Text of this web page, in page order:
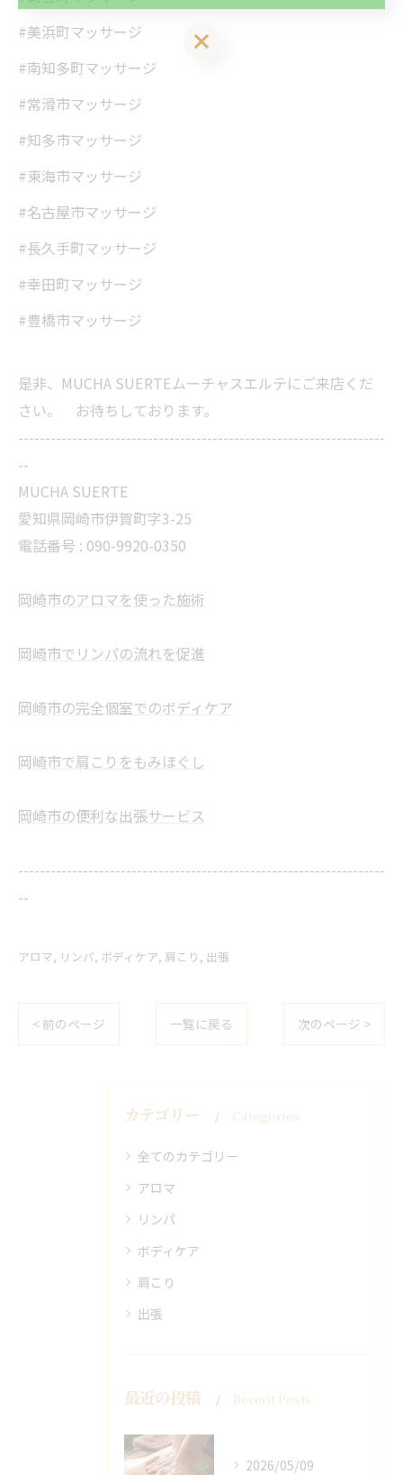
#美浜町マッサージ
#南知多町マッサージ
#常滑市マッサージ
#知多市マッサージ
#東海市マッサージ
#名古屋市マッサージ
#長久手町マッサージ
#幸田町マッサージ
#豊橋市マッサージ
是非、MUCHA SUERTEムーチャスエルテにご来店くだ
さい。 お待ちしております。
--------------------------------------------------------------------
--
MUCHA SUERTE
愛知県岡崎市伊賀町字3-25
電話番号 : 090-9920-0350
岡崎市のアロマを使った施術
岡崎市でリンパの流れを促進
岡崎市の完全個室でのボディケア
岡崎市で肩こりをもみほぐし
岡崎市の便利な出張サービス
--------------------------------------------------------------------
--
アロマ リンパ ボディケア 肩こり 出張
< 前のページ 一覧に戻る 次のページ >
カテゴリー Categories
全てのカテゴリー
アロマ
リンパ
ボディケア
肩こり
出張
最近の投稿 Recent Posts
2026/05/09
い。
LINEお友達登はこちら 初回 500円OFFさせて頂きます！